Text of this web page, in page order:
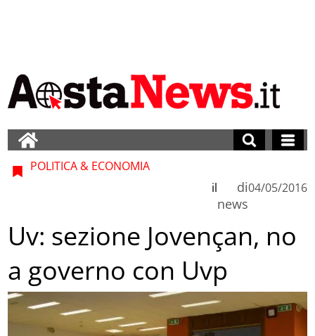
POLITICA & ECONOMIA
di
news
il 04/05/2016
Uv: sezione Jovençan, no
a governo con Uvp